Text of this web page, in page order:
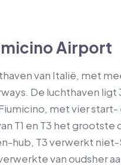
Airport
van Italië, met
De luchthaven ligt
met vier
T1 en T3 het grootste
hub, T3 verwerkt
van oudsher